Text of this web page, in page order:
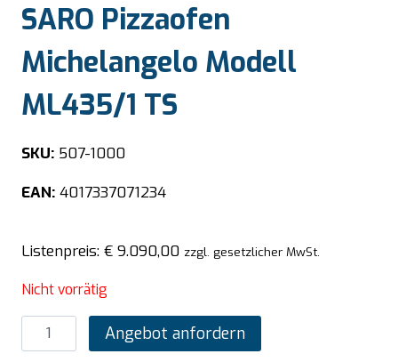
SARO Pizzaofen
Michelangelo Modell
ML435/1 TS
SKU: 507-1000
EAN: 4017337071234
Listenpreis: € 9.090,00 zzgl. gesetzlicher MwSt.
Nicht vorrätig
SARO
Pizzaofen
Angebot anfordern